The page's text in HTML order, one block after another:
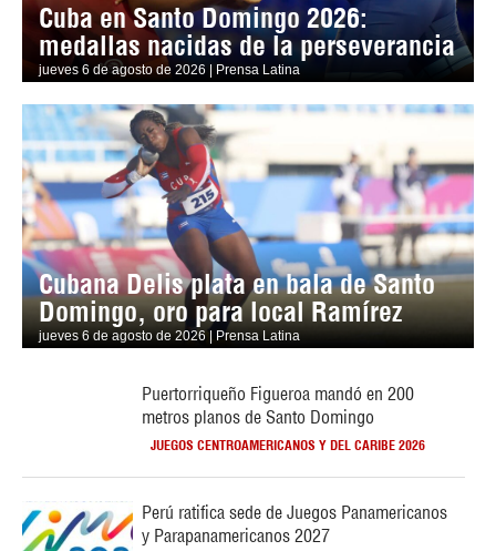
Cuba en Santo Domingo 2026:
medallas nacidas de la perseverancia
jueves 6 de agosto de 2026 | Prensa Latina
Cubana Delis plata en bala de Santo
Domingo, oro para local Ramírez
jueves 6 de agosto de 2026 | Prensa Latina
Puertorriqueño Figueroa mandó en 200
metros planos de Santo Domingo
JUEGOS CENTROAMERICANOS Y DEL CARIBE 2026
Perú ratifica sede de Juegos Panamericanos
y Parapanamericanos 2027